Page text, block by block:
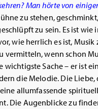
Man hörte von
zu stehen,
zu sein. Es ist wie
wie herrlich es ist,
vermitteln, wenn schon
wichtigste Sache – er ist
die Melodie. Die
allumfassende
Die Augenblicke zu